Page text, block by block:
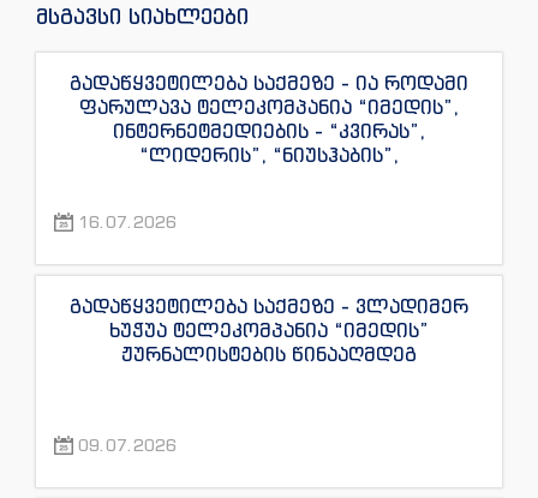
მსგავსი სიახლეები
გადაწყვეტილება საქმეზე - ია როდამი
ფარულავა ტელეკომპანია “იმედის”,
ინტერნეტმედიების - “კვირას”,
“ლიდერის”, “ნიუსჰაბის”,
“ექსკლუზივტივის” ჟურნალისტების
16.07.2026
გადაწყვეტილება საქმეზე - ვლადიმერ
ხუჭუა ტელეკომპანია “იმედის”
ჟურნალისტების წინააღმდეგ
09.07.2026